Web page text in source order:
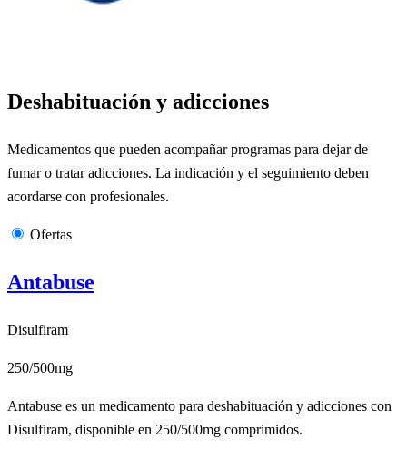
Deshabituación y adicciones
Medicamentos que pueden acompañar programas para dejar de
fumar o tratar adicciones. La indicación y el seguimiento deben
acordarse con profesionales.
Ofertas
Antabuse
Disulfiram
250/500mg
Antabuse es un medicamento para deshabituación y adicciones con
Disulfiram, disponible en 250/500mg comprimidos.